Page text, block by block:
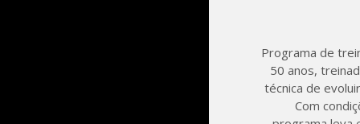
Programa de
50 anos,
técnica de
Com